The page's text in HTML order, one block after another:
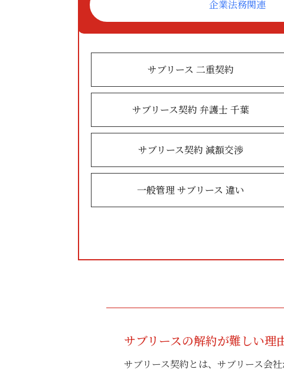
企業法務関連
サブリース 二重契約
サブリース契約 弁護士 千葉
サブリース契約 減額交渉
一般管理 サブリース 違い
サブリースの解約が難しい理
サブリース契約とは、サブリース会